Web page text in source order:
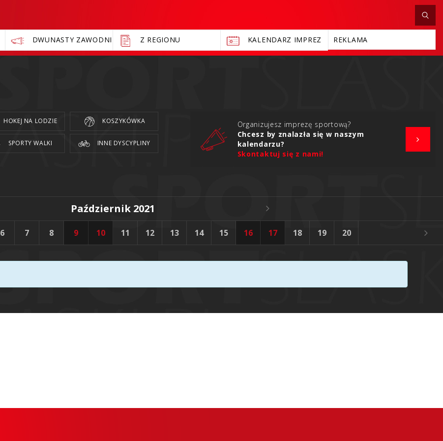
DWUNASTY ZAWODNIK Z REGIONU KALENDARZ IMPREZ REKLAMA
HOKEJ NA LODZIE KOSZYKÓWKA
SPORTY WALKI INNE DYSCYPLINY
Organizujesz imprezę sportową?
Chcesz by znalazła się w naszym
kalendarzu?
Skontaktuj się z nami!
Październik 2021
6 7 8 9 10 11 12 13 14 15 16 17 18 19 20 23